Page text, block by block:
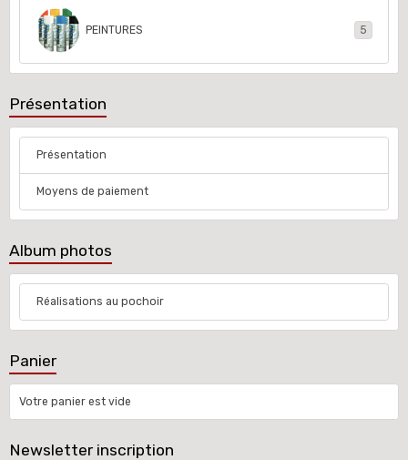
PEINTURES 5
Présentation
Présentation
Moyens de paiement
Album photos
Réalisations au pochoir
Panier
Votre panier est vide
Newsletter inscription